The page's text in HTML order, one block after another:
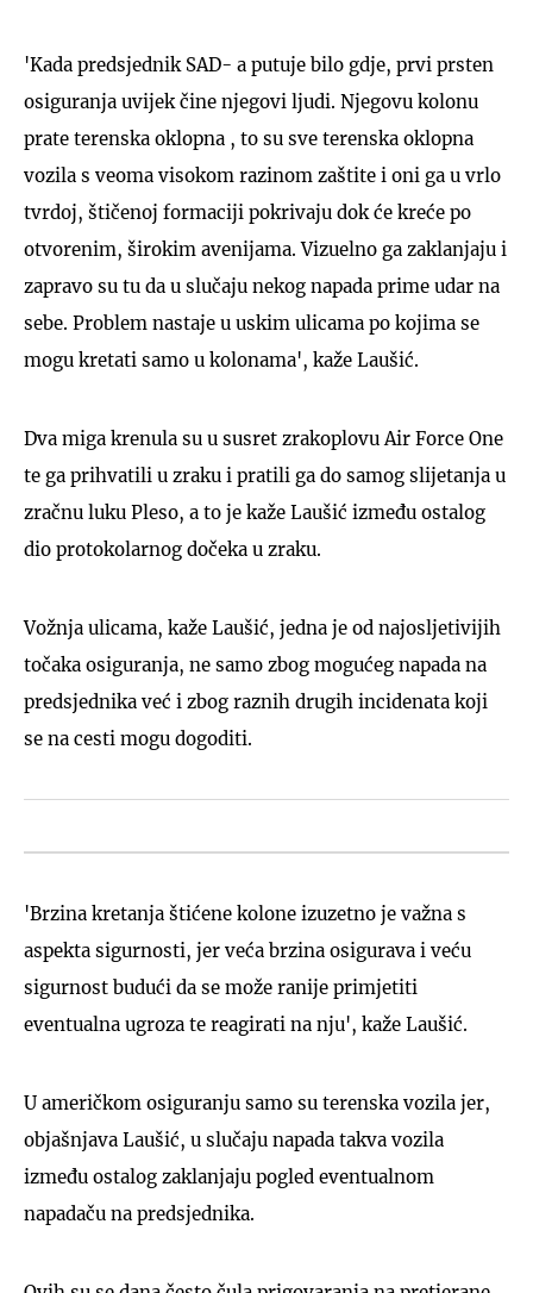
'Kada predsjednik SAD- a putuje bilo gdje, prvi prsten
osiguranja uvijek čine njegovi ljudi. Njegovu kolonu
prate terenska oklopna , to su sve terenska oklopna
vozila s veoma visokom razinom zaštite i oni ga u vrlo
tvrdoj, štičenoj formaciji pokrivaju dok će kreće po
otvorenim, širokim avenijama. Vizuelno ga zaklanjaju i
zapravo su tu da u slučaju nekog napada prime udar na
sebe. Problem nastaje u uskim ulicama po kojima se
mogu kretati samo u kolonama', kaže Laušić.
Dva miga krenula su u susret zrakoplovu Air Force One
te ga prihvatili u zraku i pratili ga do samog slijetanja u
zračnu luku Pleso, a to je kaže Laušić između ostalog
dio protokolarnog dočeka u zraku.
Vožnja ulicama, kaže Laušić, jedna je od najosljetivijih
točaka osiguranja, ne samo zbog mogućeg napada na
predsjednika već i zbog raznih drugih incidenata koji
se na cesti mogu dogoditi.
'Brzina kretanja štićene kolone izuzetno je važna s
aspekta sigurnosti, jer veća brzina osigurava i veću
sigurnost budući da se može ranije primjetiti
eventualna ugroza te reagirati na nju', kaže Laušić.
U američkom osiguranju samo su terenska vozila jer,
objašnjava Laušić, u slučaju napada takva vozila
između ostalog zaklanjaju pogled eventualnom
napadaču na predsjednika.